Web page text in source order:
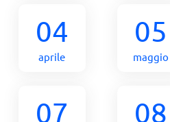
04
aprile
05
maggio
07 08